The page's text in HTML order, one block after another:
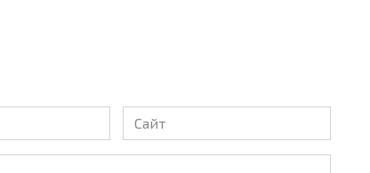
Сайт